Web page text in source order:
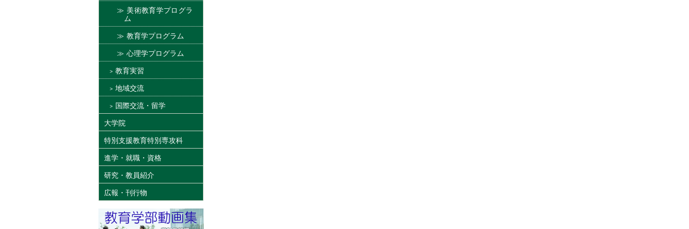
美術教育学プログラ
ム
教育学プログラム
心理学プログラム
教育実習
地域交流
国際交流・留学
大学院
特別支援教育特別専攻科
進学・就職・資格
研究・教員紹介
広報・刊行物